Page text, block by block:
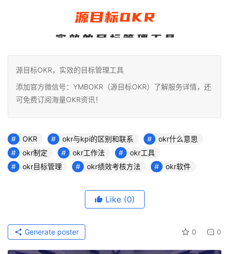
源目标OKR，实效的目标管理工具
添加官方微信号：YMBOKR（源目标OKR）了解服务详情，还
可免费订阅海量OKR资讯！
OKR okr与kpi的区别和联系
okr什么意思
okr制定
okr工作法
okr工具
okr目标管理
okr绩效考核方法 okr软件
Like (0)
0 0
Generate poster